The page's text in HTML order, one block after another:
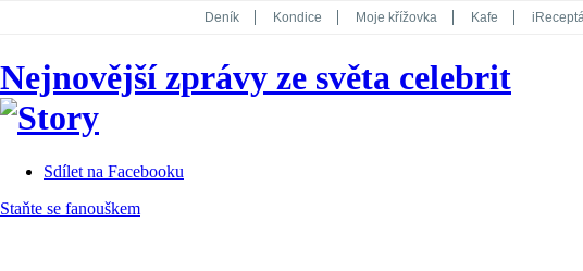
Deník Kondice Moje křížovka Kafe
Koktejl
Nejnovější zprávy ze světa celebrit
Sdílet na Facebooku
Staňte se fanouškem